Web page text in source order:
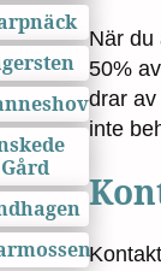
Gård
När du
50%
drar
inte